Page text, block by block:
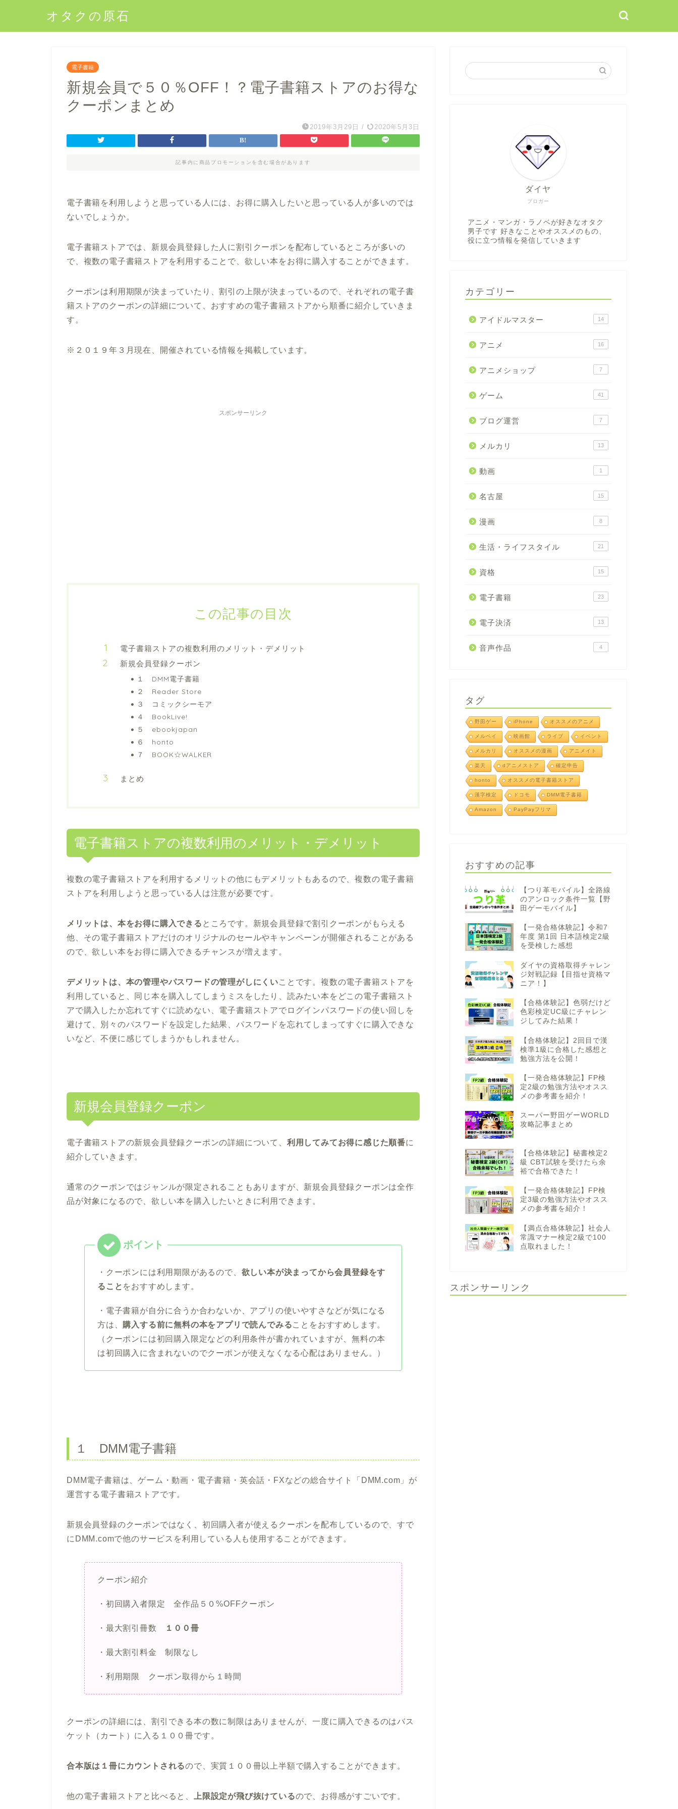
オタクの原石
電子書籍
新規会員で５０％OFF！？電子書籍ストアのお得な
クーポンまとめ
2019年3月29日 / 2020年5月3日
記事内に商品プロモーションを含む場合があります
電子書籍を利用しようと思っている人には、お得に購入したいと思っている人が多いのでは
ないでしょうか。
電子書籍ストアでは、新規会員登録した人に割引クーポンを配布しているところが多いの
で、複数の電子書籍ストアを利用することで、欲しい本をお得に購入することができます。
クーポンは利用期限が決まっていたり、割引の上限が決まっているので、それぞれの電子書
籍ストアのクーポンの詳細について、おすすめの電子書籍ストアから順番に紹介していきま
す。
※２０１９年３月現在、開催されている情報を掲載しています。
スポンサーリンク
この記事の目次
電子書籍ストアの複数利用のメリット・デメリット
新規会員登録クーポン
１ DMM電子書籍
２ Reader Store
３ コミックシーモア
４ BookLive!
５ ebookjapan
６ honto
７ BOOK☆WALKER
まとめ
電子書籍ストアの複数利用のメリット・デメリット
複数の電子書籍ストアを利用するメリットの他にもデメリットもあるので、複数の電子書籍
ストアを利用しようと思っている人は注意が必要です。
メリットは、本をお得に購入できる ところです。新規会員登録で割引クーポンがもらえる
他、その電子書籍ストアだけのオリジナルのセールやキャンペーンが開催されることがある
ので、欲しい本をお得に購入できるチャンスが増えます。
デメリットは、本の管理やパスワードの管理がしにくいことです。複数の電子書籍ストアを
利用していると、同じ本を購入してしまうミスをしたり、読みたい本をどこの電子書籍スト
アで購入したか忘れてすぐに読めない、電子書籍ストアでログインパスワードの使い回しを
避けて、別々のパスワードを設定した結果、パスワードを忘れてしまってすぐに購入できな
いなど、不便に感じてしまうかもしれません。
新規会員登録クーポン
電子書籍ストアの新規会員登録クーポンの詳細について、 利用してみてお得に感じた順番に
紹介していきます。
通常のクーポンではジャンルが限定されることもありますが、新規会員登録クーポンは全作
品が対象になるので、欲しい本を購入したいときに利用できます。
・クーポンには利用期限があるので、 欲しい本が決まってから会員登録をす
ること をおすすめします。
・電子書籍が自分に合うか合わないか、アプリの使いやすさなどが気になる
方は、 購入する前に無料の本をアプリで読んでみることをおすすめします。
（クーポンには初回購入限定などの利用条件が書かれていますが、無料の本
は初回購入に含まれないのでクーポンが使えなくなる心配はありません。）
１ DMM電子書籍
DMM電子書籍は、ゲーム・動画・電子書籍・英会話・FXなどの総合サイト「DMM.com」が
運営する電子書籍ストアです。
新規会員登録のクーポンではなく、初回購入者が使えるクーポンを配布しているので、すで
にDMM.comで他のサービスを利用している人も使用することができます。
クーポン紹介
・初回購入者限定 全作品５０%OFFクーポン
・最大割引冊数 １００冊
・最大割引料金 制限なし
・利用期限 クーポン取得から１時間
クーポンの詳細には、割引できる本の数に制限はありませんが、一度に購入できるのはバス
ケット（カート）に入る１００冊です。
合本版は１冊にカウントされるので、実質１００冊以上半額で購入することができます。
他の電子書籍ストアと比べると、 上限設定が飛び抜けているので、お得感がすごいです。
ブロガー
ダイヤ
アニメ・マンガ・ラノベが好きなオタク
男子です 好きなことやオススメのもの、
役に立つ情報を発信していきます
カテゴリー
アイドルマスター 14
アニメ 16
アニメショップ 7
ゲーム 41
ブログ運営 7
メルカリ 13
動画 1
名古屋 15
漫画 8
生活・ライフスタイル 21
資格 15
電子書籍 23
電子決済 13
音声作品 4
タグ
野田ゲー iPhone オススメのアニメ
メルペイ 映画館 ライブ イベント
メルカリ オススメの漫画 アニメイト
楽天 dアニメストア 確定申告
honto オススメの電子書籍ストア
漢字検定 ドコモ DMM電子書籍
Amazon PayPayフリマ
おすすめの記事
【つり革モバイル】全路線
のアンロック条件一覧【野
田ゲーモバイル】
【一発合格体験記】令和7
年度 第1回 日本語検定2級
を受検した感想
ダイヤの資格取得チャレン
ジ対戦記録【目指せ資格マ
ニア！】
【合格体験記】色弱だけど
色彩検定UC級にチャレン
ジしてみた結果！
【合格体験記】2回目で漢
検準1級に合格した感想と
勉強方法を公開！
【一発合格体験記】FP検
定2級の勉強方法やオスス
メの参考書を紹介！
スーパー野田ゲーWORLD
攻略記事まとめ
【合格体験記】秘書検定2
級 CBT試験を受けたら余
裕で合格できた！
【一発合格体験記】FP検
定3級の勉強方法やオスス
メの参考書を紹介！
【満点合格体験記】社会人
常識マナー検定2級で100
点取れました！
スポンサーリンク